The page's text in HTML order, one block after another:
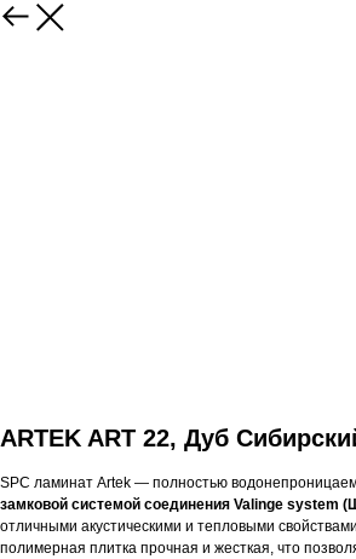
ARTEK ART 22, Дуб
SPC ламинат Artek — полностью
замковой системой соединения Valinge system
отличными акустическими и тепловыми
полимерная плитка прочная и жесткая, что